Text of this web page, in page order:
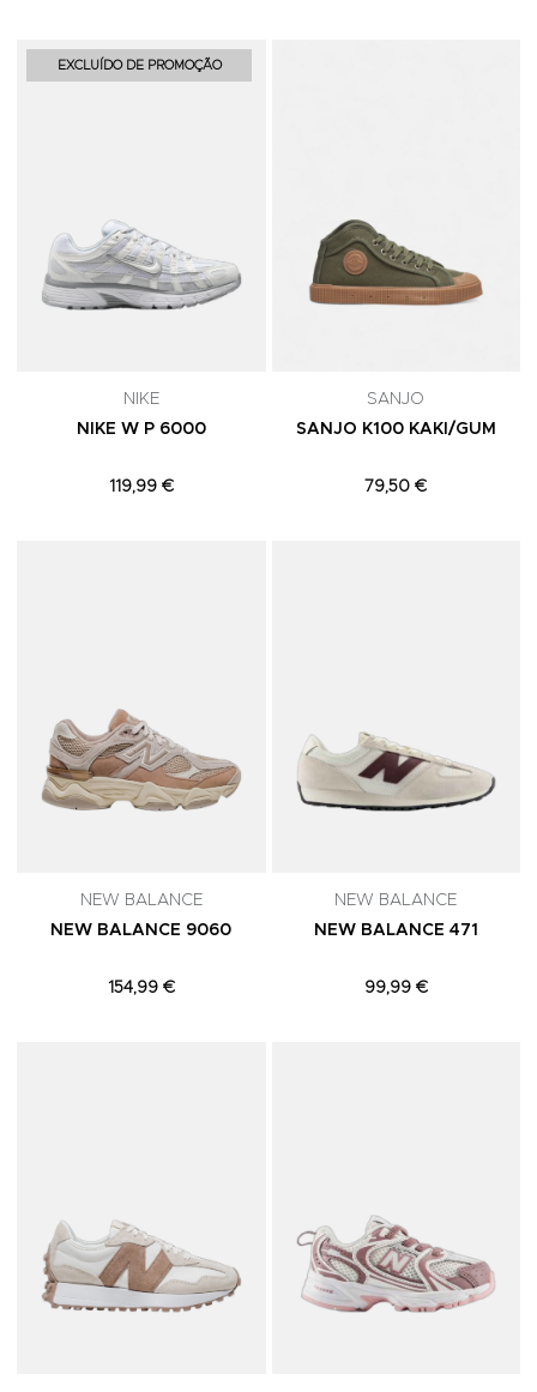
EXCLUÍDO DE PROMOÇÃO
NIKE
NIKE W P 6000
119,99 €
SANJO
SANJO K100 KAKI/GUM
79,50 €
NEW BALANCE
NEW BALANCE 9060
154,99 €
NEW BALANCE
NEW BALANCE 471
99,99 €